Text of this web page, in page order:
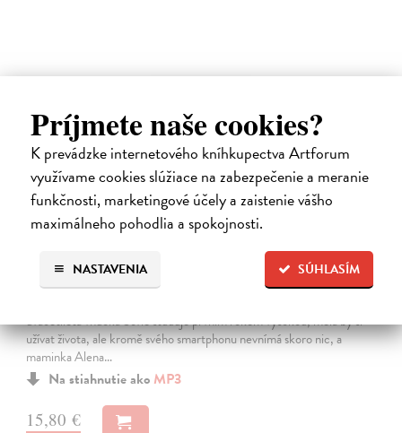
Príjmete naše cookies?
K prevádzke internetového kníhkupectva Artforum
využívame cookies slúžiace na zabezpečenie a meranie
funkčnosti, marketingové účely a zaistenie vášho
maximálneho pohodlia a spokojnosti.
SÚHLASÍM
NASTAVENIA
Cesta na Sardinii
Majchráková Barbora| Elektronická audiokniha
dvacetiletá vnučka Sofie studuje prvním rokem vysokou, měla by si
užívat života, ale kromě svého smartphonu nevnímá skoro nic, a
maminka Alena…
Na stiahnutie ako MP3
15,80 €